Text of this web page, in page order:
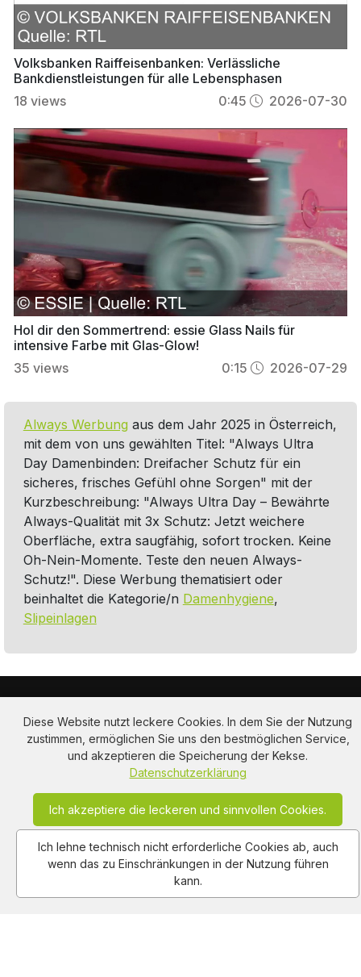
Diese Website nutzt leckere Cookies. In dem Sie der Nutzung
zustimmen, ermöglichen Sie uns den bestmöglichen Service,
und akzeptieren die Speicherung der Kekse.
Datenschutzerklärung
Ich akzeptiere die leckeren und sinnvollen Cookies.
Ich lehne technisch nicht erforderliche Cookies ab, auch
wenn das zu Einschränkungen in der Nutzung führen
kann.
Volksbanken Raiffeisenbanken: Verlässliche
Bankdienstleistungen für alle Lebensphasen
18 views 0:45 2026-07-30
Hol dir den Sommertrend: essie Glass Nails für
intensive Farbe mit Glas-Glow!
35 views 0:15 2026-07-29
Always Werbung aus dem Jahr 2025 in Österreich,
mit dem von uns gewählten Titel: "Always Ultra
Day Damenbinden: Dreifacher Schutz für ein
sicheres, frisches Gefühl ohne Sorgen" mit der
Kurzbeschreibung: "Always Ultra Day – Bewährte
Always-Qualität mit 3x Schutz: Jetzt weichere
Oberfläche, extra saugfähig, sofort trocken. Keine
Oh-Nein-Momente. Teste den neuen Always-
Schutz!". Diese Werbung thematisiert oder
beinhaltet die Kategorie/n Damenhygiene,
Slipeinlagen
info@adclips.tv
Autoren
Nutzungsbedingungen
Impressum
Datenschutz